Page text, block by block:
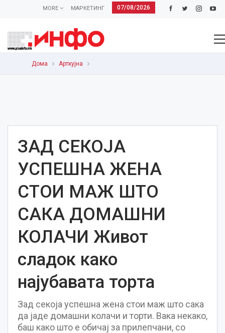
07/08/2026
МАРКЕТИНГ
MORE
Дома Арткујна
ЗАД СЕКОЈА
УСПЕШНА ЖЕНА
СТОИ МАЖ ШТО
САКА ДОМАШНИ
КОЛАЧИ Живот
сладок како
најубавата торта
Зад секоја успешна жена стои маж што сака
да јаде домашни колачи и торти. Вака некако,
баш како што е обичај за прилепчани, со